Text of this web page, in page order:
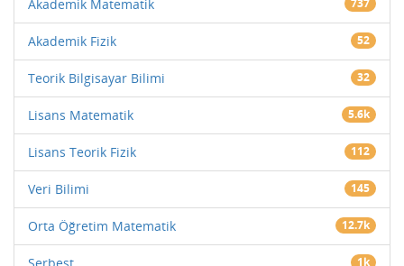
Akademik Matematik
Akademik Fizik 52
Teorik Bilgisayar Bilimi 32
Lisans Matematik 5.6k
Lisans Teorik Fizik 112
Veri Bilimi 145
Orta Öğretim Matematik 12.7k
1k